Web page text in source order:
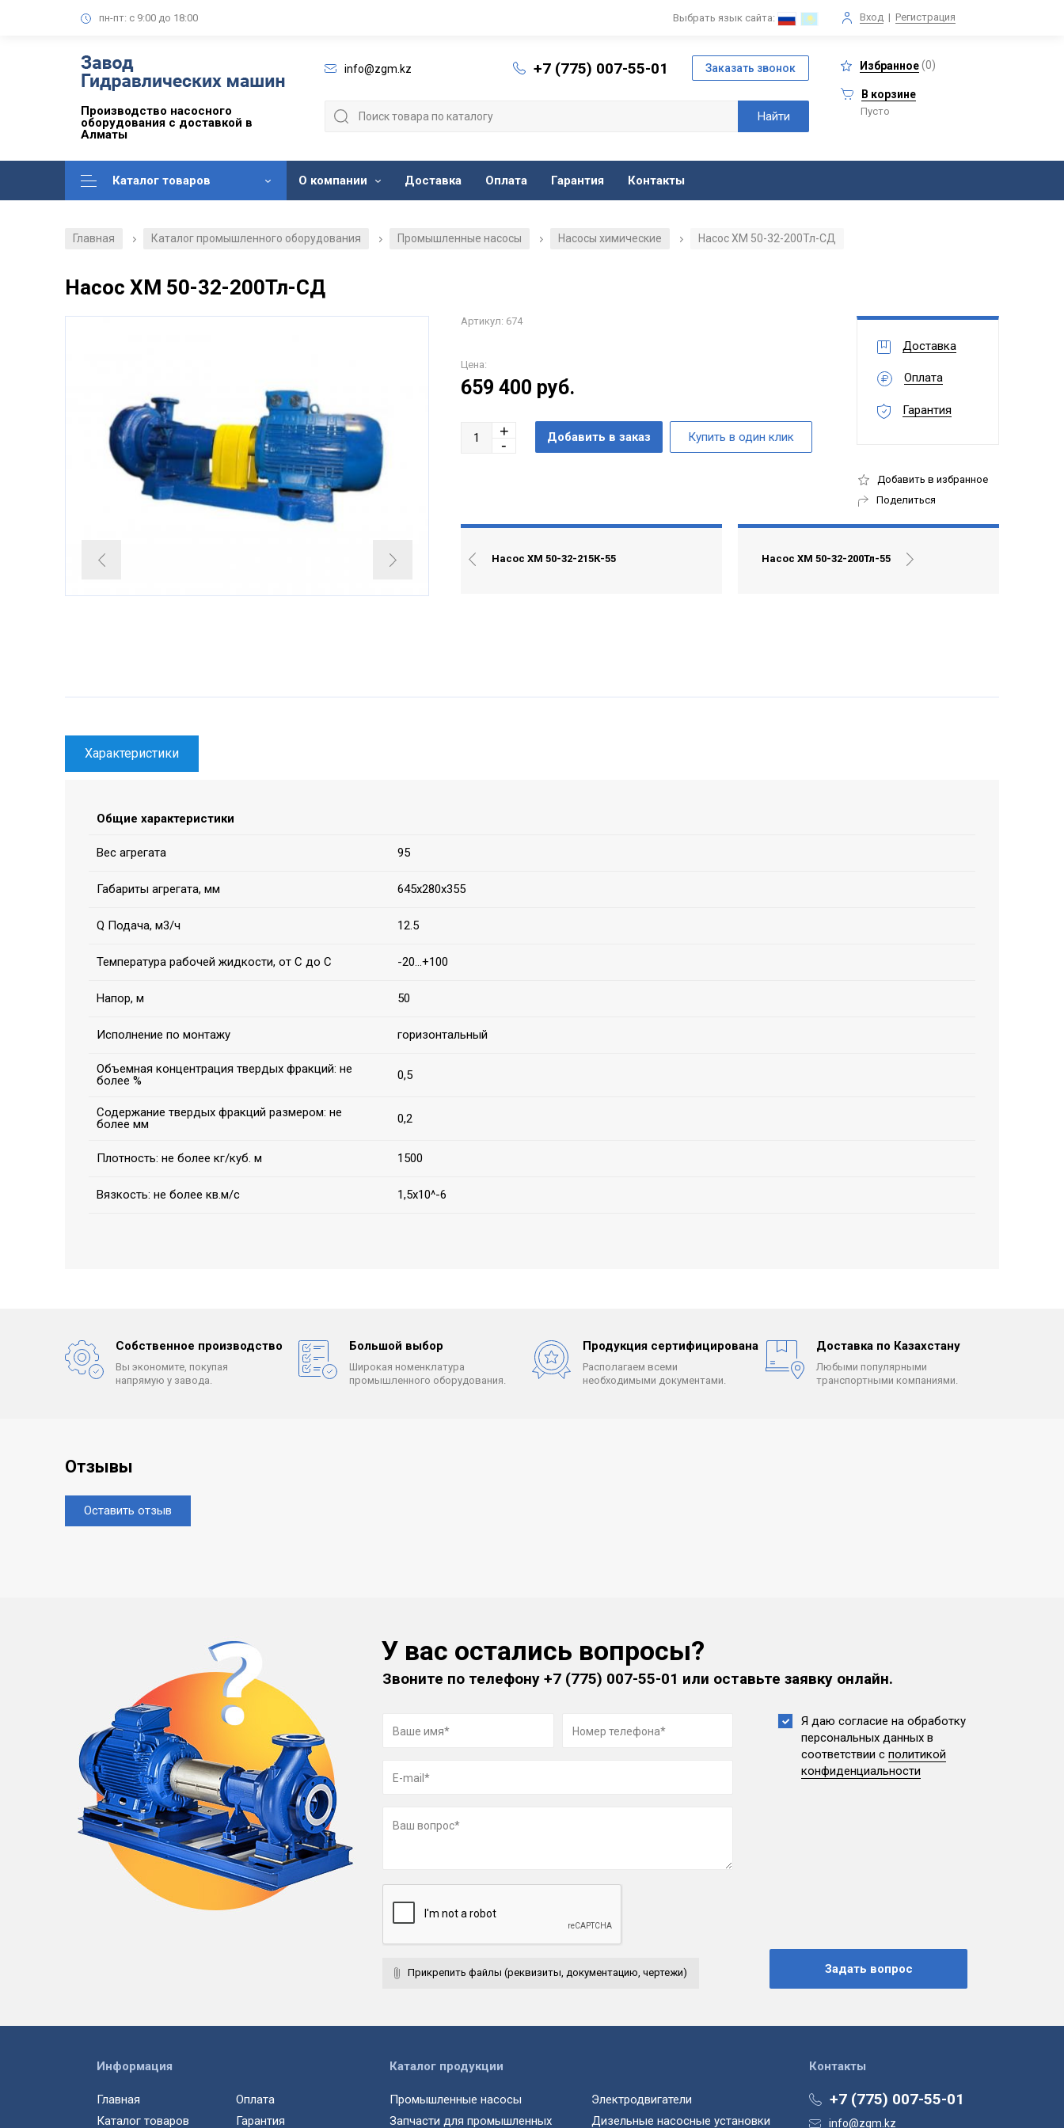
пн-пт: с 9:00 до 18:00 Вход | Регистрация
Выбрать язык сайта:
Производство насосного
оборудования с доставкой в
Алматы
info@zgm.kz +7 (775) 007-55-01 Избранное(0)
В корзине
Пусто
Каталог товаров О компании Доставка Оплата Гарантия Контакты
Главная / Каталог промышленного оборудования / Промышленные насосы / Насосы химические / Насос ХМ 50-32-200Тл-СД
Насос ХМ 50-32-200Тл-СД
Артикул: 674
Цена:
659 400 руб.
Доставка
Оплата
Гарантия
Добавить в избранное
Поделиться
Насос ХМ 50-32-215К-55 Насос ХМ 50-32-200Тл-55
Характеристики
Общие характеристики
Вес агрегата 95
Габариты агрегата, мм 645х280х355
Q Подача, м3/ч 12.5
Температура рабочей жидкости, от С до С -20...+100
Напор, м 50
Исполнение по монтажу горизонтальный
Объемная концентрация твердых фракций: не
более %
0,5
Содержание твердых фракций размером: не
более мм
0,2
Плотность: не более кг/куб. м 1500
Вязкость: не более кв.м/с 1,5х10^-6
Собственное производство
Вы экономите, покупая
напрямую у завода.
Большой выбор
Широкая номенклатура
промышленного оборудования.
Продукция сертифицирована
Располагаем всеми
необходимыми документами.
Доставка по Казахстану
Любыми популярными
транспортными компаниями.
Отзывы
Оставить отзыв
У вас остались вопросы?
Звоните по телефону+7 (775) 007-55-01 или оставьте заявку онлайн.
Прикрепить файлы (реквизиты, документацию, чертежи)
Я даю согласие на обработку
персональных данных в
соответствии с политикой
конфиденциальности
Контакты
+7 (775) 007-55-01
info@zgm.kz
Информация
Главная
Каталог товаров
Оплата
Гарантия
Каталог продукции
Промышленные насосы
Запчасти для промышленных
Электродвигатели
Дизельные насосные установки